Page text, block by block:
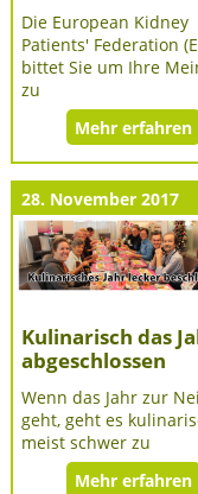
Die European Kidney
Patients' Federation
bittet Sie um Ihre
zu
Mehr erfahren
28. November 2017
Kulinarisch das
abgeschlossen
Wenn das Jahr zur
geht, geht es
meist schwer zu
Mehr erfahren